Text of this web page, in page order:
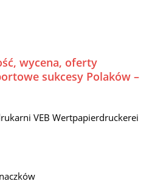
wycena, oferty
sukcesy Polaków –
VEB Wertpapierdruckerei